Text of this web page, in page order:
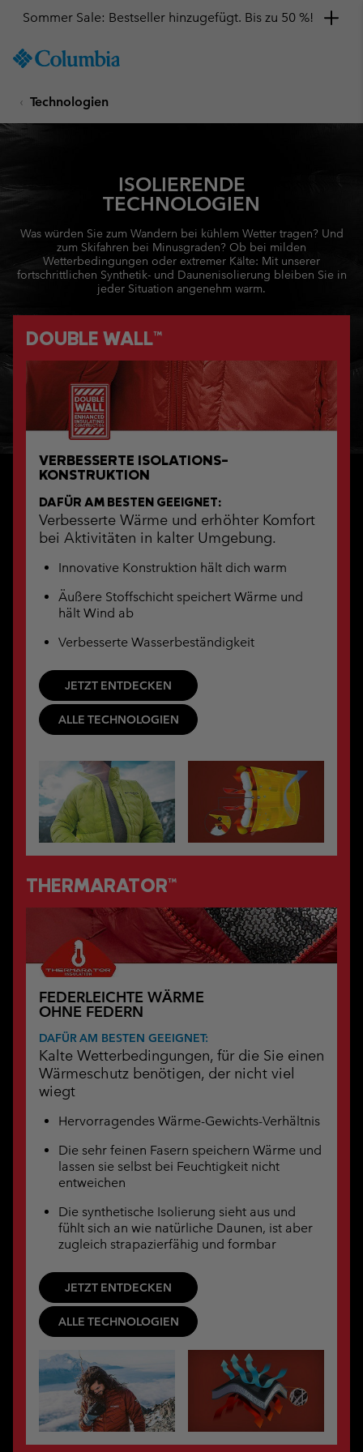
TO
SKIP
Sommer Sale: Bestseller hinzugefügt. Bis zu 50 %!
Technologien
ISOLIERENDE
TECHNOLOGIEN
Was würden Sie zum Wandern bei kühlem Wetter tragen? Und
zum Skifahren bei Minusgraden? Ob bei milden
Wetterbedingungen oder extremer Kälte: Mit unserer
fortschrittlichen Synthetik- und Daunenisolierung bleiben Sie in
jeder Situation angenehm warm.
DOUBLE WALL™
VERBESSERTE ISOLATIONS-
KONSTRUKTION
DAFÜR AM BESTEN GEEIGNET:
Verbesserte Wärme und erhöhter Komfort
bei Aktivitäten in kalter Umgebung.
Innovative Konstruktion hält dich warm
Äußere Stoffschicht speichert Wärme und
hält Wind ab
Verbesserte Wasserbeständigkeit
JETZT ENTDECKEN
ALLE TECHNOLOGIEN
THERMARATOR™
FEDERLEICHTE WÄRME
OHNE FEDERN
DAFÜR AM BESTEN GEEIGNET:
Kalte Wetterbedingungen, für die Sie einen
Wärmeschutz benötigen, der nicht viel
wiegt
Hervorragendes Wärme-Gewichts-Verhältnis
Die sehr feinen Fasern speichern Wärme und
lassen sie selbst bei Feuchtigkeit nicht
entweichen
Die synthetische Isolierung sieht aus und
fühlt sich an wie natürliche Daunen, ist aber
zugleich strapazierfähig und formbar
JETZT ENTDECKEN
ALLE TECHNOLOGIEN